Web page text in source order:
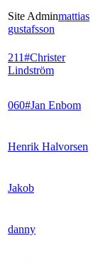
Site Adminmattias
gustafsson
211#Christer
Lindström
060#Jan Enbom
Henrik Halvorsen
Jakob
danny